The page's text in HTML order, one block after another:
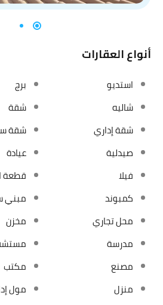
أنواع العقارات
استديو
برج
شاليه
شقة
شقة إداري
شقة
صيدلية
عيادة
فيلا
قطعة
كمبوند
محل تجاري
مخزن
مدرسة
مصنع
مكتب
منزل
مول